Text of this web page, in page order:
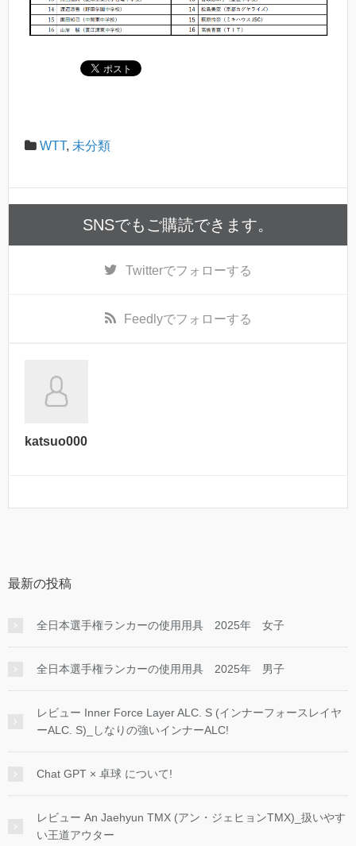
WTT, 未分類
SNSでもご購読できます。
Twitterでフォローする
Feedlyでフォローする
katsuo000
最新の投稿
全日本選手権ランカーの使用用具 2025年 女子
全日本選手権ランカーの使用用具 2025年 男子
レビュー Inner Force Layer ALC. S (インナーフォースレイヤ
ーALC. S)_しなりの強いインナーALC!
Chat GPT × 卓球 について!
レビュー An Jaehyun TMX (アン・ジェヒョンTMX)_扱いやす
い王道アウター